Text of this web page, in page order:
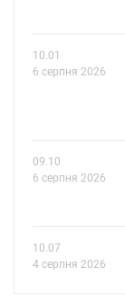
10.01
6 серпня 2026
09.10
6 серпня 2026
10.07
4 серпня 2026